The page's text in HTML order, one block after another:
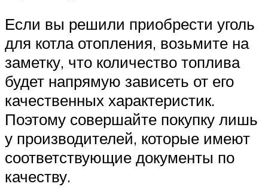
Если вы решили приобрести уголь
для котла отопления, возьмите на
заметку, что количество топлива
будет напрямую зависеть от его
качественных характеристик.
Поэтому совершайте покупку лишь
у производителей, которые имеют
соответствующие документы по
качеству.